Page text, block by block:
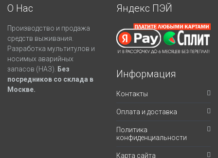
О Нас
Производство и продажа
средств выживания.
Разработка мультитулов и
носимых аварийных
запасов (НАЗ).
Без
посредников со склада в
Москве.
Яндекс ПЭЙ
Информация
Контакты
Оплата и доставка
Политика
конфиденциальности
Карта сайта